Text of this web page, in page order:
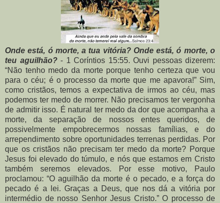
Onde está, ó morte, a tua vitória? Onde está, ó morte, o
teu aguilhão? - 1 Coríntios 15:55. Ouvi pessoas dizerem:
“Não tenho medo da morte porque tenho certeza que vou
para o céu; é o processo da morte que me apavora!” Sim,
como cristãos, temos a expectativa de irmos ao céu, mas
podemos ter medo de morrer. Não precisamos ter vergonha
de admitir isso. É natural ter medo da dor que acompanha a
morte, da separação de nossos entes queridos, de
possivelmente empobrecermos nossas famílias, e do
arrependimento sobre oportunidades terrenas perdidas. Por
que os cristãos não precisam ter medo da morte? Porque
Jesus foi elevado do túmulo, e nós que estamos em Cristo
também seremos elevados. Por esse motivo, Paulo
proclamou: “O aguilhão da morte é o pecado, e a força do
pecado é a lei. Graças a Deus, que nos dá a vitória por
intermédio de nosso Senhor Jesus Cristo.” O processo de